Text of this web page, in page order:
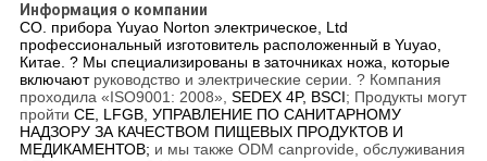
Информация о компании
CO. прибора Yuyao Norton электрическое, Ltd
профессиональный изготовитель расположенный в Yuyao,
Китае. ? Мы специализированы в заточниках ножа, которые
включаютруководство и электрические серии. ? Компания
проходила «ISO9001: 2008», SEDEX 4P, BSCI; Продукты могут
пройти CE, LFGB, УПРАВЛЕНИЕ ПО САНИТАРНОМУ
НАДЗОРУ ЗА КАЧЕСТВОМ ПИЩЕВЫХ ПРОДУКТОВ И
МЕДИКАМЕНТОВ; и мы также ODM canprovide, обслуживания